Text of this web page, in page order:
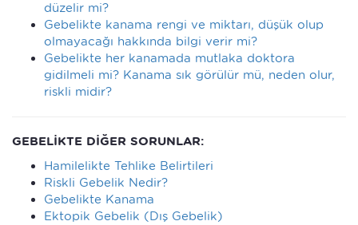
düzelir mi?
Gebelikte kanama rengi ve miktarı, düşük olup
olmayacağı hakkında bilgi verir mi?
Gebelikte her kanamada mutlaka doktora
gidilmeli mi? Kanama sık görülür mü, neden olur,
riskli midir?
GEBELİKTE DİĞER SORUNLAR:
Hamilelikte Tehlike Belirtileri
Riskli Gebelik Nedir?
Gebelikte Kanama
Ektopik Gebelik (Dış Gebelik)